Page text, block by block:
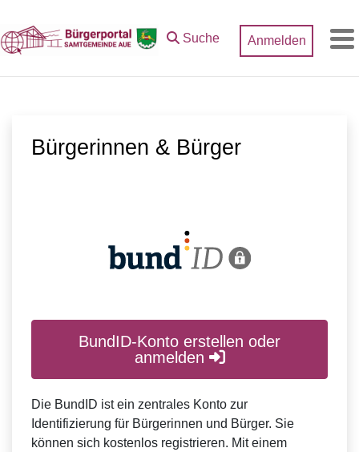
Suche Anmelden
Bürgerinnen & Bürger
BundID-Konto erstellen oder
anmelden
Die BundID ist ein zentrales Konto zur
Identifizierung für Bürgerinnen und Bürger. Sie
können sich kostenlos registrieren. Mit einem